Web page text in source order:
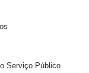
Serviço Público